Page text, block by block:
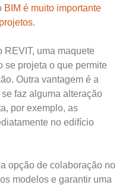
BIM é muito importante
.
REVIT, uma maquete
se projeta o que permite
Outra vantagem é a
faz alguma alteração
por exemplo, as
no edifício
opção de colaboração no
modelos e garantir uma